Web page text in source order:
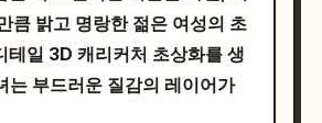
cinematic: strong diagonal
the face, soft pinkish rim
and mouth, high
eyes, deep background
며, 작은
하늘색 꽃 장식
을 하고
민소매 니트 탑에 흰색 롱 플레어
습니다. 오른손으로 병을 들고
큼 밝고 명랑한 젊은 여성의 초
테일 3D 캐리커처 초상화를 생
는 부드러운 질감의 레이어가